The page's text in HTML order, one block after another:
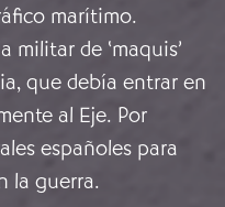
marítimo.
de ‘maquis’
que debía entrar en
al Eje. Por
españoles para
la guerra.